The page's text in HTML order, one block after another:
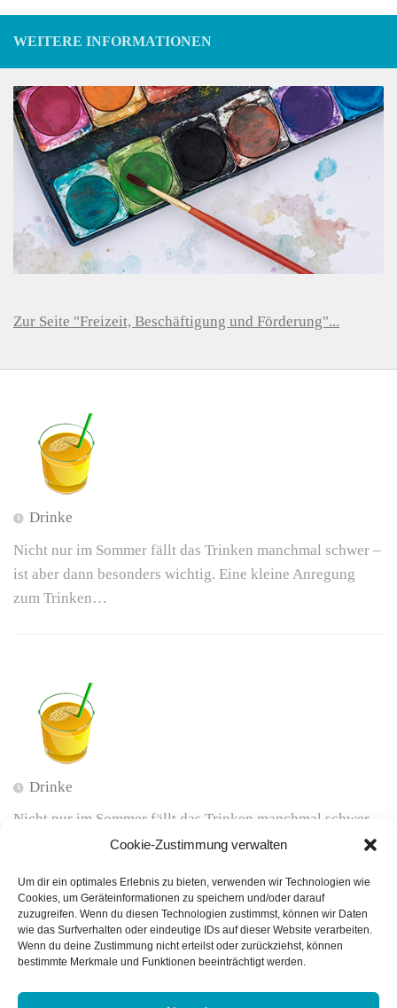
Cookie-Zustimmung verwalten
Um dir ein optimales Erlebnis zu bieten, verwenden wir Technologien wie
Cookies, um Geräteinformationen zu speichern und/oder darauf
zuzugreifen. Wenn du diesen Technologien zustimmst, können wir Daten
wie das Surfverhalten oder eindeutige IDs auf dieser Website verarbeiten.
Wenn du deine Zustimmung nicht erteilst oder zurückziehst, können
bestimmte Merkmale und Funktionen beeinträchtigt werden.
WEITERE INFORMATIONEN
Zur Seite "Freizeit, Beschäftigung und Förderung"...
Drinke
Nicht nur im Sommer fällt das Trinken manchmal schwer –
ist aber dann besonders wichtig. Eine kleine Anregung
zum Trinken…
Drinke
Nicht nur im Sommer fällt das Trinken manchmal schwer –
ist aber dann besonders wichtig. Eine kleine Anregung